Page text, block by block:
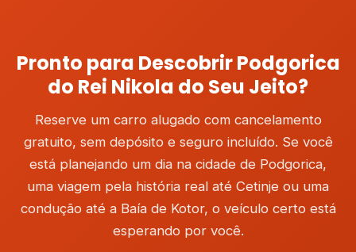
Pronto para Descobrir Podgorica
do Rei Nikola do Seu Jeito?
Reserve um carro alugado com cancelamento
gratuito, sem depósito e seguro incluído. Se você
está planejando um dia na cidade de Podgorica,
uma viagem pela história real até Cetinje ou uma
condução até a Baía de Kotor, o veículo certo está
esperando por você.